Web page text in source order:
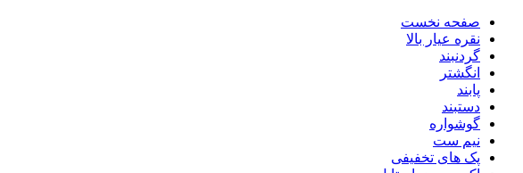
صفحه نخست
نقره عیار بالا
گردنبند
انگشتر
پابند
دستبند
گوشواره
نیم ست
پک های تخفیفی